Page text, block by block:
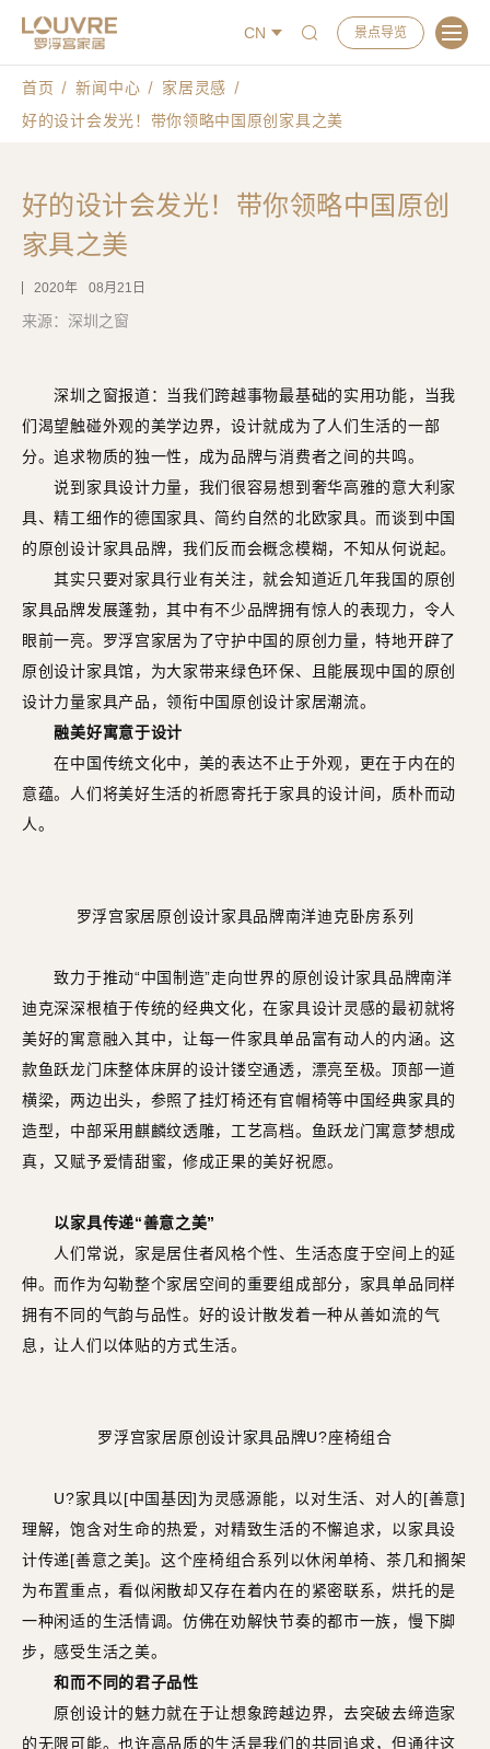
CN 景点导览
首页 新闻中心
家居灵感
好的设计会发光！带你领略中国原创家具之美
好的设计会发光！带你领略中国原创
家具之美
08月21日
2020
来源：深圳之窗
深圳之窗报道：当我们跨越事物最基础的实用功能，当我
们渴望触碰外观的美学边界，设计就成为了人们生活的一部
分。追求物质的独一性，成为品牌与消费者之间的共鸣。
说到家具设计力量，我们很容易想到奢华高雅的意大利家
具、精工细作的德国家具、简约自然的北欧家具。而谈到中国
的原创设计家具品牌，我们反而会概念模糊，不知从何说起。
其实只要对家具行业有关注，就会知道近几年我国的原创
家具品牌发展蓬勃，其中有不少品牌拥有惊人的表现力，令人
眼前一亮。罗浮宫家居为了守护中国的原创力量，特地开辟了
原创设计家具馆，为大家带来绿色环保、且能展现中国的原创
设计力量家具产品，领衔中国原创设计家居潮流。
融美好寓意于设计
在中国传统文化中，美的表达不止于外观，更在于内在的
意蕴。人们将美好生活的祈愿寄托于家具的设计间，质朴而动
人。
罗浮宫家居原创设计家具品牌南洋迪克卧房系列
致力于推动“中国制造”走向世界的原创设计家具品牌南洋
迪克深深根植于传统的经典文化，在家具设计灵感的最初就将
美好的寓意融入其中，让每一件家具单品富有动人的内涵。这
款鱼跃龙门床整体床屏的设计镂空通透，漂亮至极。顶部一道
横梁，两边出头，参照了挂灯椅还有官帽椅等中国经典家具的
造型，中部采用麒麟纹透雕，工艺高档。鱼跃龙门寓意梦想成
真，又赋予爱情甜蜜，修成正果的美好祝愿。
以家具传递“善意之美”
人们常说，家是居住者风格个性、生活态度于空间上的延
伸。而作为勾勒整个家居空间的重要组成部分，家具单品同样
拥有不同的气韵与品性。好的设计散发着一种从善如流的气
息，让人们以体贴的方式生活。
罗浮宫家居原创设计家具品牌U?座椅组合
U?家具以[中国基因]为灵感源能，以对生活、对人的[善意]
理解，饱含对生命的热爱，对精致生活的不懈追求，以家具设
计传递[善意之美]。这个座椅组合系列以休闲单椅、茶几和搁架
为布置重点，看似闲散却又存在着内在的紧密联系，烘托的是
一种闲适的生活情调。仿佛在劝解快节奏的都市一族，慢下脚
步，感受生活之美。
和而不同的君子品性
原创设计的魅力就在于让想象跨越边界，去突破去缔造家
的无限可能。也许高品质的生活是我们的共同追求，但通往这